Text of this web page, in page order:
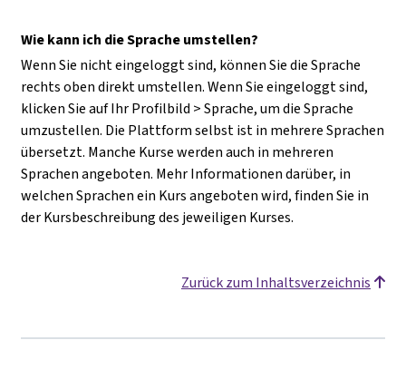
Wie kann ich die Sprache umstellen?
Wenn Sie nicht eingeloggt sind, können Sie die Sprache
rechts oben direkt umstellen. Wenn Sie eingeloggt sind,
klicken Sie auf Ihr Profilbild > Sprache, um die Sprache
umzustellen. Die Plattform selbst ist in mehrere Sprachen
übersetzt. Manche Kurse werden auch in mehreren
Sprachen angeboten. Mehr Informationen darüber, in
welchen Sprachen ein Kurs angeboten wird, finden Sie in
der Kursbeschreibung des jeweiligen Kurses.
Zurück zum Inhaltsverzeichnis